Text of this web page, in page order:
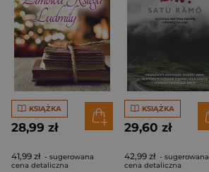
KSIĄŻKA
28,99 zł
41,99 zł - sugerowana
cena detaliczna
KSIĄŻKA
29,60 zł
42,99 zł - sugerowana
cena detaliczna